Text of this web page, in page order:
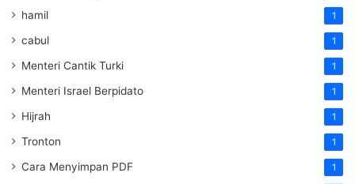
hamil 1
cabul 1
Menteri Cantik Turki 1
Menteri Israel Berpidato 1
Hijrah 1
Tronton 1
Cara Menyimpan PDF 1